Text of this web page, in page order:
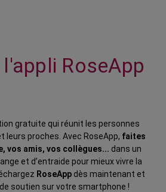
RoseApp
gratuite qui réunit les personnes
leurs proches. Avec RoseApp, faites
vos amis, vos collègues... dans un
et d’entraide pour mieux vivre la
RoseApp dès maintenant et
soutien sur votre smartphone !